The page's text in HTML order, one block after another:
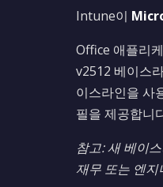
Intune이
Office 애플리
v2512 베이스
이스라인을 사
필을 제공합니
참고: 새 베이
재무 또는 엔